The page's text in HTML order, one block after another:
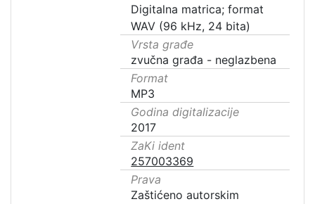
Digitalna matrica; format
WAV (96 kHz, 24 bita)
Vrsta građe
zvučna građa - neglazbena
Format
MP3
Godina digitalizacije
2017
ZaKi ident
257003369
Prava
Zaštićeno autorskim